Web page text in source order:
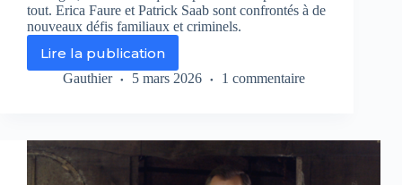
tout. Erica Faure et Patrick Saab sont confrontés à de
nouveaux défis familiaux et criminels.
Lire la publication
Erica,
saison
:
Notre
Gauthier 5 mars 2026 1 commentaire